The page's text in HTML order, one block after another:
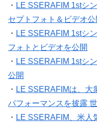
・ LE SSERAFIM 1stシ
セプトフォト＆ビデオ公
・ LE SSERAFIM 1stシ
フォトとビデオを公開
・ LE SSERAFIM 1stシ
公開
・ LE SSERAFIMは、大
パフォーマンスを披露
・ LE SSERAFIM、米人